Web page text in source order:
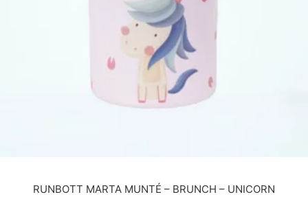
RUNBOTT MARTA MUNTÉ – BRUNCH – UNICORN